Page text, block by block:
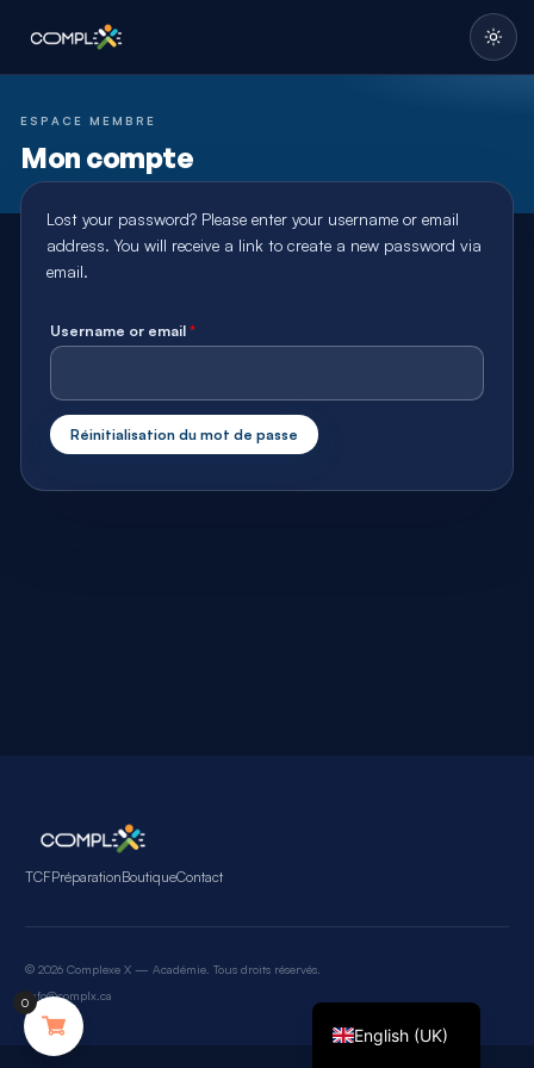
ESPACE MEMBRE
Mon compte
Lost your password? Please enter your username or email
address. You will receive a link to create a new password via
email.
Username or email *
Réinitialisation du mot de passe
TCFPréparationBoutiqueContact
© 2026 Complexe X — Académie. Tous droits réservés.
info@complx.ca
0
English (UK)